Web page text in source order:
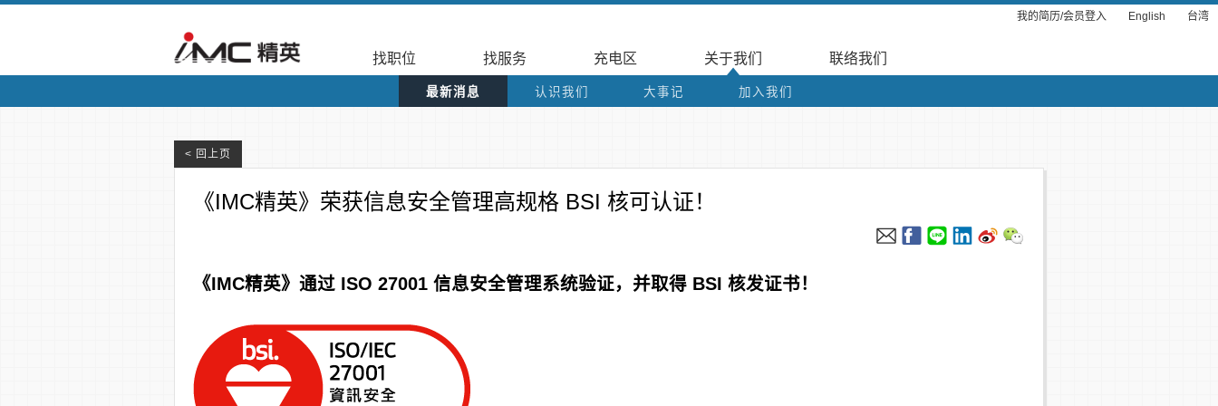
我的简历/会员登入 English 台湾
找职位 找服务 充电区 关于我们
最新消息 认识我们 大事记 加入我们
联络我们
< 回上页
《IMC精英》荣获信息安全管理高规格 BSI 核可认证！
《IMC精英》通过 ISO 27001 信息安全管理系统验证，并取得 BSI 核发证书！